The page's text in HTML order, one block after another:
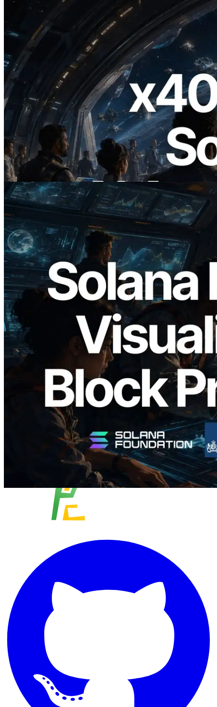
2026.07.04
ERPC ra mắt Solana RPC hỗ trợ x402 —
Mở ra thời đại AI Agent trả tiền theo nhu
cầu cho API cần dùng
Đọc bài viết này
2026.05.24
Validators Solutions ra mắt Solana Block
Analyzer — Trực quan hóa thời gian tạo
block và validator phụ trách theo từng
slot
Đọc bài viết này